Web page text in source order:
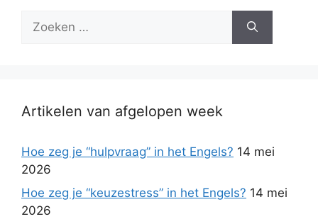
naar:
Artikelen van afgelopen week
Hoe zeg je “hulpvraag” in het Engels? 14 mei
2026
Hoe zeg je “keuzestress” in het Engels? 14 mei
2026